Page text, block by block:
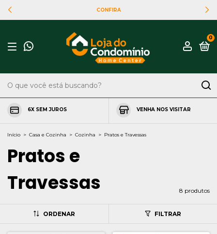
CONFIRA
0
6X SEM JUROS VENHA NOS VISITAR
Início > Casa e Cozinha > Cozinha > Pratos e Travessas
Pratos e
Travessas
8 produtos
ORDENAR FILTRAR